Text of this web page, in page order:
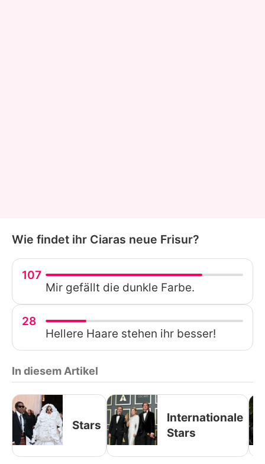
Wie findet ihr Ciaras neue Frisur?
107
Mir gefällt die dunkle Farbe.
28
Hellere Haare stehen ihr besser!
In diesem Artikel
Stars
Internationale
Stars